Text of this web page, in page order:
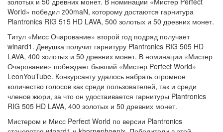
World» победил z00maN, которому достаются гарнитура
Plantronics RIG 515 HD LAVA, 500 золотых и 50 древних монет.
Титул «Мисс Очарование» второй год подряд получает
winard1. Девушка получит гарнитуру Plantronics RIG 505 HD
LAVA, 400 золотых и 50 древних монет. В номинации «Мистер
Очарование» побеждает бывший «Мистер Perfect World»
LeonYouTube. Конкурсанту удалось набрать огромное
количество голосов как среди пользователей, так и среди
членов жюри, за что он удостаивается гарнитуры Plantronics
RIG 505 HD LAVA, 400 золотых и 50 древних монет.
Мистером и Мисс Perfect World по версии Plantronics